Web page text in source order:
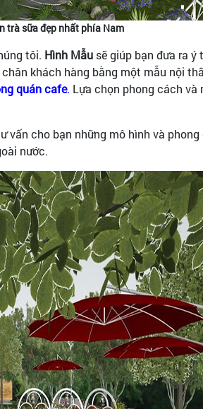
trà sữa đẹp nhất phía Nam
tôi. Hình Mẫu sẽ giúp bạn đưa ra ý
khách hàng bằng một mẫu nội
quán cafe. Lựa chọn phong cách
vấn cho bạn những mô hình và
nước.